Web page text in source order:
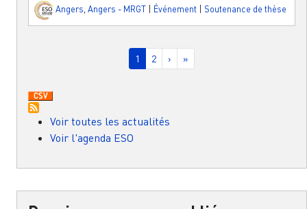
Angers, Angers - MRGT Événement Soutenance de thèse
Page courante
1 Page
2 Page suivante
› Dernière page
»
Voir toutes les actualités
Voir l'agenda ESO